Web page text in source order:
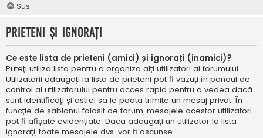
Sus
Prieteni și ignorați
Ce este lista de prieteni (amici) și ignorați (inamici)?
Puteți utiliza lista pentru a organiza alți utilizatori ai forumului.
Utilizatorii adăugați la lista de prieteni pot fi văzuți în panoul de
control al utilizatorului pentru acces rapid pentru a vedea dacă
sunt identificați și astfel să le poată trimite un mesaj privat. În
funcție de șablonul folosit de forum, mesajele acestor utilizatori
pot fi afișate evidențiate. Dacă adăugați un utilizator la lista
ignorați, toate mesajele dvs. vor fi ascunse.